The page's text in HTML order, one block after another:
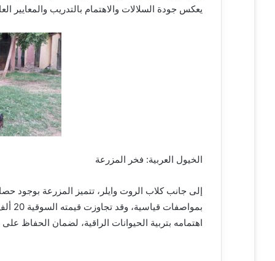
يعكس جودة السلالات والاهتمام بالتدريب والمعايير
الخيول العربية: فخر المزرعة
إلى جانب كلاب الروت وايلر، تتميز المزرعة بوجود
اهتمامه بتربية الحيوانات الراقية، لضمان الحفاظ